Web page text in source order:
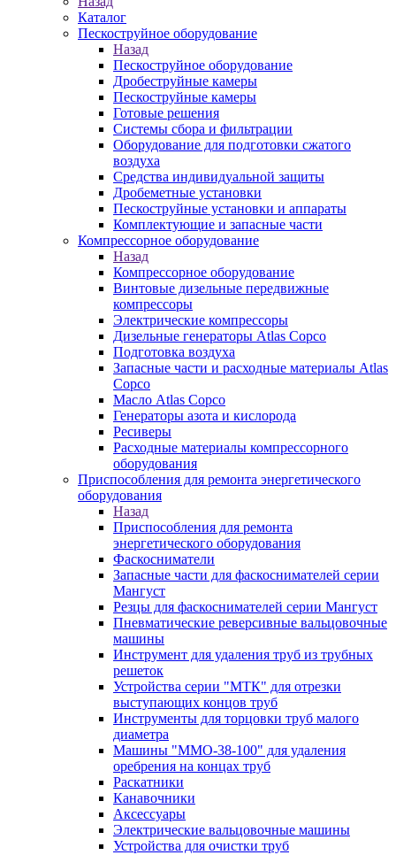
Каталог
Пескоструйное оборудование
Назад
Пескоструйное оборудование
Дробеструйные камеры
Пескоструйные камеры
Готовые решения
Системы сбора и фильтрации
Оборудование для подготовки сжатого
воздуха
Средства индивидуальной защиты
Дробеметные установки
Пескоструйные установки и аппараты
Комплектующие и запасные части
Компрессорное оборудование
Назад
Компрессорное оборудование
Винтовые дизельные передвижные
компрессоры
Электрические компрессоры
Дизельные генераторы Atlas Copco
Подготовка воздуха
Запасные части и расходные материалы Atlas
Copco
Масло Atlas Copco
Генераторы азота и кислорода
Ресиверы
Расходные материалы компрессорного
оборудования
Приспособления для ремонта энергетического
оборудования
Назад
Приспособления для ремонта
энергетического оборудования
Фаскосниматели
Запасные части для фаскоснимателей серии
Мангуст
Резцы для фаскоснимателей серии Мангуст
Пневматические реверсивные вальцовочные
машины
Инструмент для удаления труб из трубных
решеток
Устройства серии "МТК" для отрезки
выступающих концов труб
Инструменты для торцовки труб малого
диаметра
Машины "ММО-38-100" для удаления
оребрения на концах труб
Раскатники
Канавочники
Аксессуары
Электрические вальцовочные машины
Устройства для очистки труб